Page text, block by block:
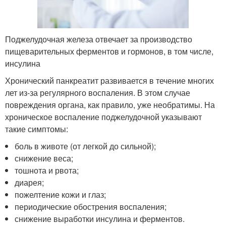
Поджелудочная железа отвечает за производство
пищеварительных ферментов и гормонов, в том числе,
инсулина
Хронический панкреатит развивается в течение многих
лет из-за регулярного воспаления. В этом случае
повреждения органа, как правило, уже необратимы. На
хроническое воспаление поджелудочной указывают
такие симптомы:
боль в животе (от легкой до сильной);
снижение веса;
тошнота и рвота;
диарея;
пожелтение кожи и глаз;
периодические обострения воспаления;
снижение выработки инсулина и ферментов.